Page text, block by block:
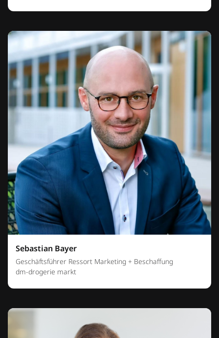
Sebastian Bayer
Geschäftsführer Ressort Marketing + Beschaffung
dm-drogerie markt